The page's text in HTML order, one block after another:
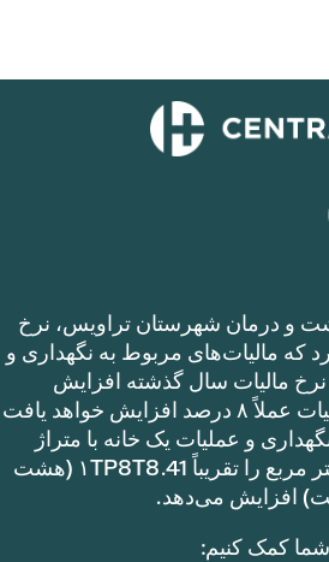
و درمان شهرستان تراویس، نرخ
که مالیات‌های مربوط به نگهداری و
مالیات سال گذشته افزایش
می‌دهد. این نرخ مالیات عملاً ۸ درصد افزایش خواهد یافت
و عملیات یک خانه با متراژ
۱TP8T100,000 متر مربع را تقریباً ۱TP8T8.41 (هشت
افزایش می‌دهد.
شما کمک کنیم: